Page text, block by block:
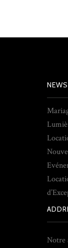
NEWS
Notre